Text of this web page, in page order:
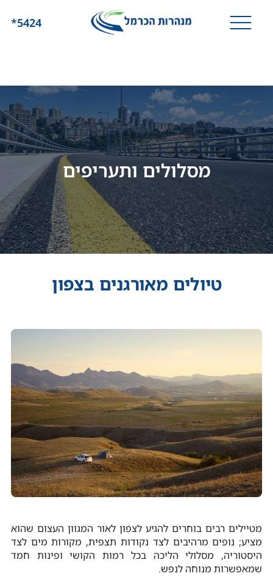
*5424
מסלולים ותעריפים
טיולים מאורגנים בצפון
מטיילים רבים בוחרים להגיע לצפון לאור המגוון העצום שהוא
מציע; נופים מרהיבים לצד נקודות תצפית, מקורות מים לצד
היסטוריה, מסלולי הליכה בכל רמות הקושי ופינות חמד
שמאפשרות מנוחה לנפש.